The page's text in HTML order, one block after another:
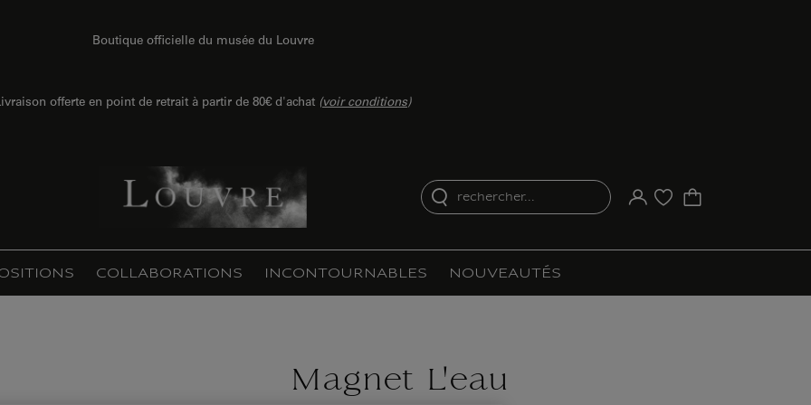
Boutique officielle du musée du Louvre
offerte en point de retrait à partir de 80€ d'achat (voir conditions)
rechercher...
Votre compte
Liste d'achat
COLLABORATIONS INCONTOURNABLES NOUVEAUTÉS
Magnet L'eau